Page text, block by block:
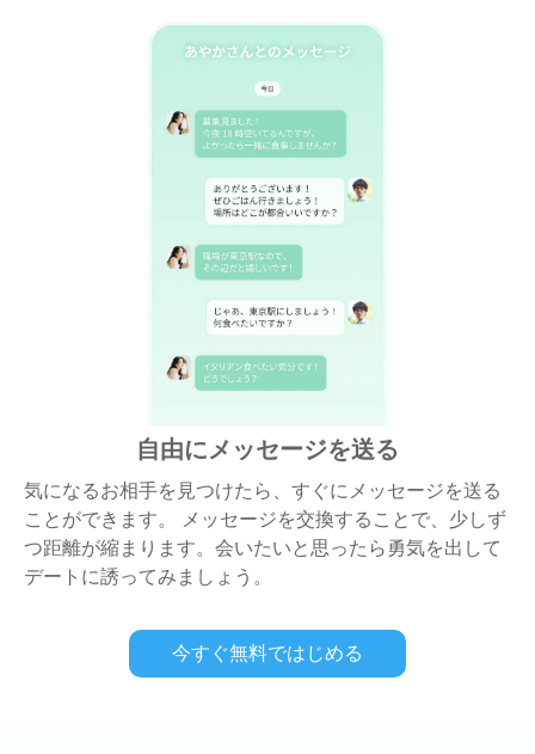
自由にメッセージを送る
気になるお相手を見つけたら、すぐにメッセージを送る
ことができます。 メッセージを交換することで、少しず
つ距離が縮まります。会いたいと思ったら勇気を出して
デートに誘ってみましょう。
今すぐ無料ではじめる